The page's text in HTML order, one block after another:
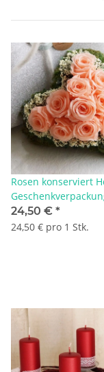
Rosen konserviert
stabilisierte Rosen
Moosherz für
24,50 € *
24,50 € pro 1 Stk.